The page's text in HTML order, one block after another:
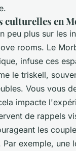
culturelles en
peu plus sur les
rooms. Le
infuse ces
le triskell,
Vous vous
impacte
de rappels
les
exemple, une